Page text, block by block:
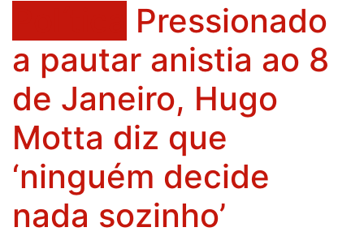
Pressionado
a pautar anistia ao 8
de Janeiro, Hugo
Motta diz que
‘ninguém decide
nada sozinho’